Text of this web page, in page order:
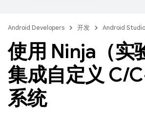
Android Developers 开发 Android Studio
使用 Ninja（实
集成自定义 C/
系统